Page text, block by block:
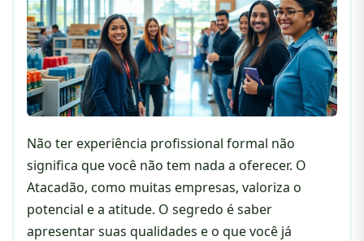
Não ter experiência profissional formal não
significa que você não tem nada a oferecer. O
Atacadão, como muitas empresas, valoriza o
potencial e a atitude. O segredo é saber
apresentar suas qualidades e o que você já